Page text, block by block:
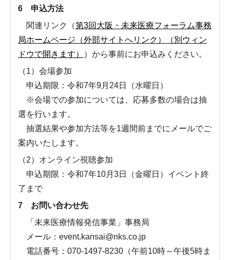
6 申込方法
関連リンク（第3回大阪・未来医療フォーラム事務
局ホームページ（外部サイトへリンク）（別ウィン
ドウで開きます）
）から事前にお申込みください。
（1）会場参加
申込期限：令和7年9月24日（水曜日）
※会場での参加については、応募多数の場合は抽
選を行います。
抽選結果や参加方法等を1週間前までにメールでご
案内いたします。
（2）オンライン視聴参加
申込期限：令和7年10月3日（金曜日）イベント終
了まで
7 お問い合わせ先
「未来医療情報発信事業」事務局
メール：event.kansai@nks.co.jp
電話番号：070-1497-8230（午前10時～午後5時ま